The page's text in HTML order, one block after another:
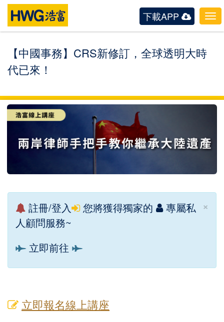
下載APP
【中國事務】CRS新修訂，全球透明大時
代已來！
×
註冊/登入 您將獲得獨家的
專屬私
人顧問服務~
立即前往
立即報名線上講座